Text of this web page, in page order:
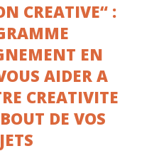
CREATIVE“ :
EN
AIDER A
CREATIVITE
DE VOS